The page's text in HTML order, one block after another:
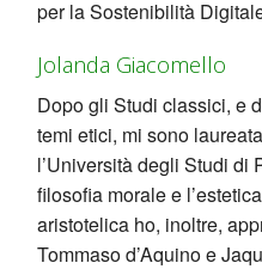
per la Sostenibilità
Jolanda Giacomello
Dopo gli Studi classici, e
temi etici, mi sono
l’Università degli Studi di
filosofia morale e
aristotelica ho, inoltre,
Tommaso d’Aquino e